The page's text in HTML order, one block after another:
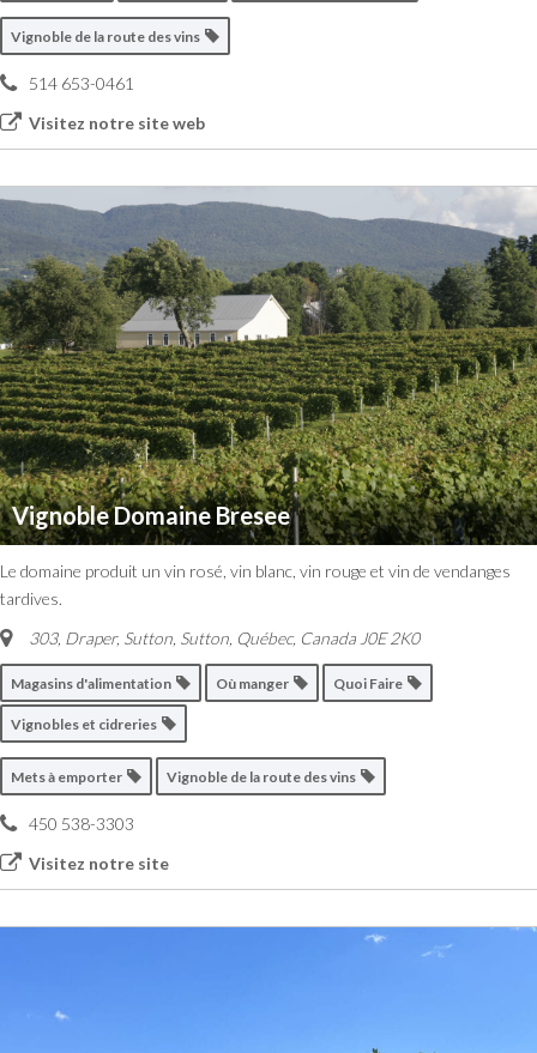
Vignoble de la route des vins
514 653-0461
Visitez notre site web
Vignoble Domaine Bresee
Le domaine produit un vin rosé, vin blanc, vin rouge et vin de vendanges
tardives.
303, Draper, Sutton Sutton, Québec, Canada J0E 2K0
Magasins d'alimentation Où manger Quoi Faire
Vignobles et cidreries
Mets à emporter Vignoble de la route des vins
450 538-3303
Visitez notre site